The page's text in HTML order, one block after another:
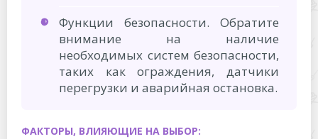
Функции безопасности. Обратите
внимание на наличие
необходимых систем безопасности,
таких как ограждения, датчики
перегрузки и аварийная остановка.
ФАКТОРЫ, ВЛИЯЮЩИЕ НА ВЫБОР: